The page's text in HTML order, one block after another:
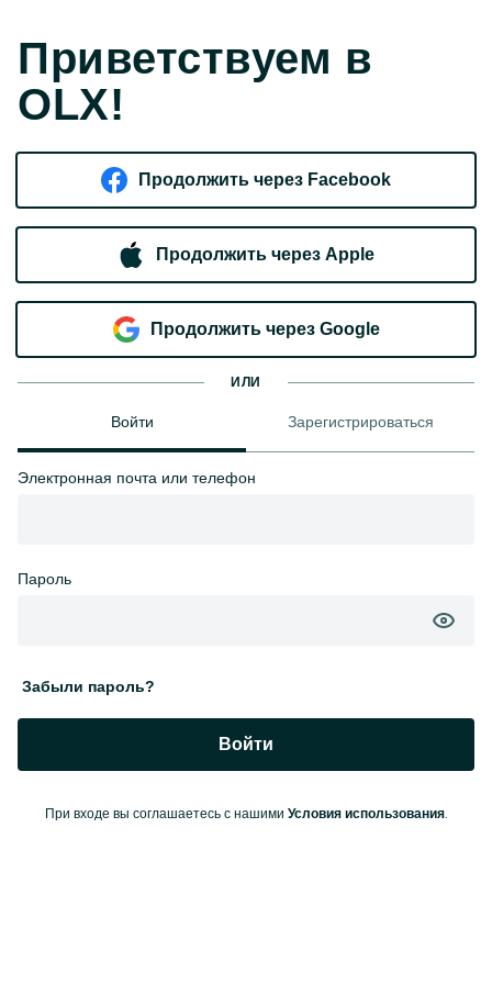
Приветствуем в
OLX!
Продолжить через Facebook
Продолжить через Apple
Продолжить через Google
ИЛИ
Войти Зарегистрироваться
Электронная почта или телефон
Пароль
Забыли пароль?
Войти
При входе вы соглашаетесь с нашими Условия использования.